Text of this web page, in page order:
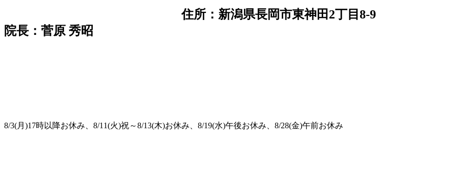
住所：新潟県長岡市東神田2丁目8-9
院長：菅原 秀昭
8/3(月)17時以降お休み、8/11(火)祝～8/13(木)お休み、8/19(水)午後お休み、8/28(金)午前お休み